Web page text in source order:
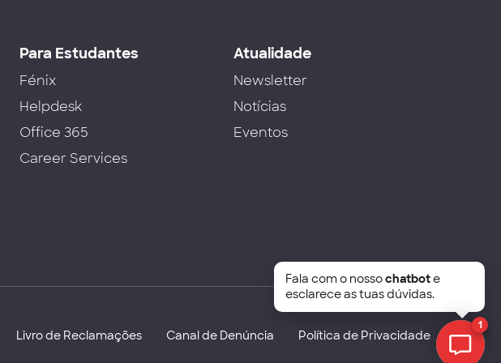
Para Estudantes
Fénix
Helpdesk
Office 365
Career Services
Atualidade
Newsletter
Notícias
Eventos
Livro de Reclamações Canal de Denúncia Política de Privacidade
1
Fala com o nossochatbote
esclarece as tuas dúvidas.